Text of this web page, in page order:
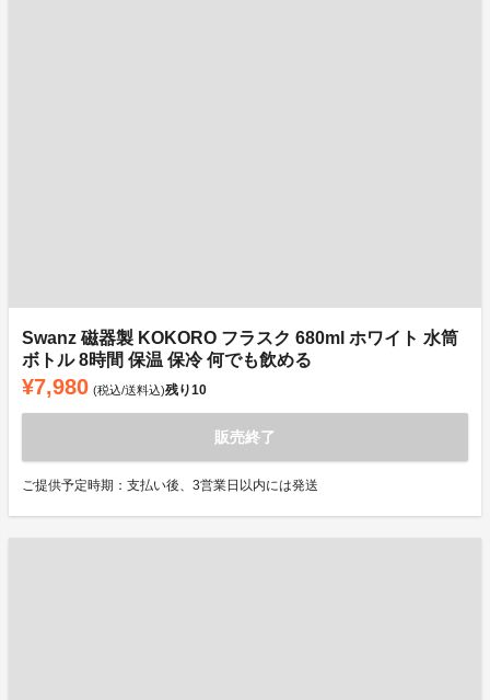
Swanz 磁器製 KOKORO フラスク 680ml ホワイト 水筒
ボトル 8時間 保温 保冷 何でも飲める
¥7,980 (税込/送料込)残り10
販売終了
ご提供予定時期：支払い後、3営業日以内には発送